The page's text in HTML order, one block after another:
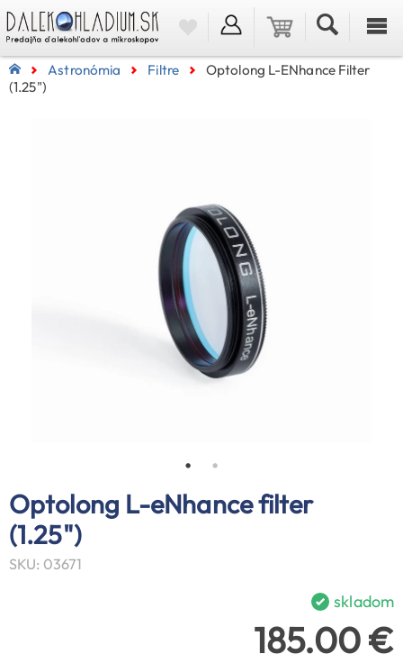
Astronómia Filtre
Optolong L-ENhance Filter
(1.25")
Optolong L-eNhance filter
(1.25")
SKU: 03671
skladom
185.00 €